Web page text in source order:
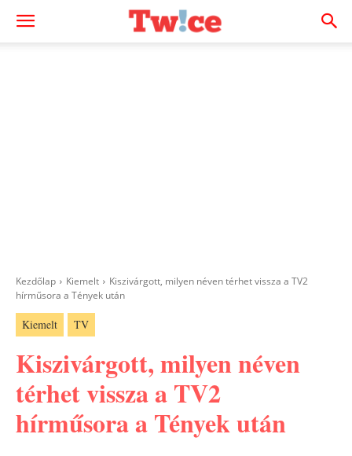
Kezdőlap Kiemelt
Kiszivárgott, milyen néven térhet vissza a TV2
hírműsora a Tények után
Kiemelt TV
Kiszivárgott, milyen néven
térhet vissza a TV2
hírműsora a Tények után